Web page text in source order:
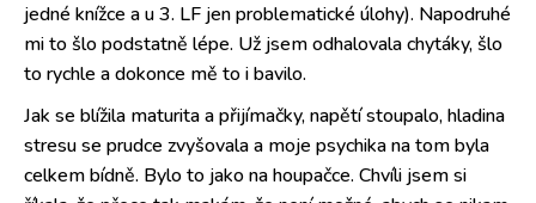
jedné knížce a u 3. LF jen problematické úlohy). Napodruhé
mi to šlo podstatně lépe. Už jsem odhalovala chytáky, šlo
to rychle a dokonce mě to i bavilo.
Jak se blížila maturita a přijímačky, napětí stoupalo, hladina
stresu se prudce zvyšovala a moje psychika na tom byla
celkem bídně. Bylo to jako na houpačce. Chvíli jsem si